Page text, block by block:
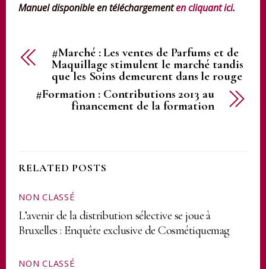
Manuel disponible en téléchargementen cliquant ici.
#Marché : Les ventes de Parfums et de
Maquillage stimulent le marché tandis
que les Soins demeurent dans le rouge
#Formation : Contributions 2013 au
financement de la formation
RELATED POSTS
NON CLASSÉ
L’avenir de la distribution sélective se joue à
Bruxelles : Enquête exclusive de Cosmétiquemag
NON CLASSÉ